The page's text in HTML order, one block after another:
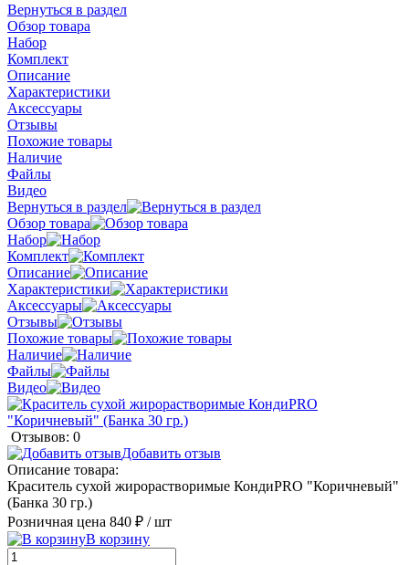
Вернуться в раздел
Обзор товара
Набор
Комплект
Описание
Характеристики
Аксессуары
Отзывы
Похожие товары
Наличие
Файлы
Видео
Вернуться в раздел
Обзор товара
Набор
Комплект
Описание
Характеристики
Аксессуары
Отзывы
Похожие товары
Наличие
Файлы
Видео
Отзывов: 0
Добавить отзыв
Описание товара:
Краситель сухой жирорастворимые КондиPRO "Коричневый"
(Банка 30 гр.)
Розничная цена 840 ₽ / шт
В корзину